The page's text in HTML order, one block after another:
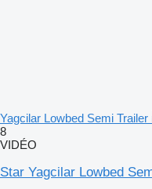
Yagcilar Lowbed Semi Trailer
8
VIDÉO
Star Yagcilar Lowbed